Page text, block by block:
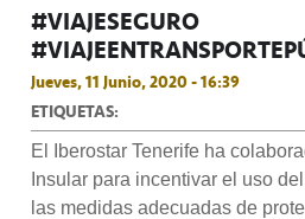
#VIAJESEGURO
Jueves, 11 Junio, 2020 - 16:39
ETIQUETAS:
El Iberostar Tenerife ha
Insular para incentivar el uso
las medidas adecuadas de